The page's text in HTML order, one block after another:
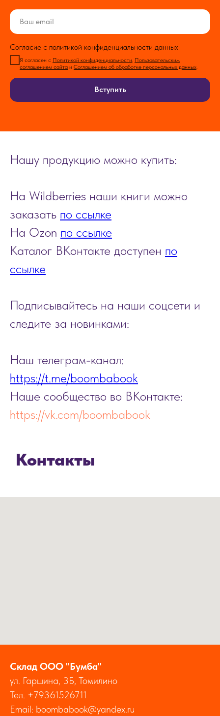
Согласие с политикой конфиденциальности данных
Я согласен с Политикой конфиденциальности Пользовательским
соглашением сайта и Соглашением об обработке персональных данных
Вступить
Нашу продукцию можно купить:
На Wildberries наши книги можно
заказать по ссылке
На Ozon по ссылке
Каталог ВКонтакте доступен по
ссылке
Подписывайтесь на наши соцсети и
следите за новинками:
Наш телеграм-канал:
https://t.me/boombabook
Наше сообщество во ВКонтакте:
https://vk.com/boombabook
Склад ООО "Бумба"
ул. Гаршина, 3Б, Томилино
Тел. +79361526711
Email: boombabook@yandex.ru